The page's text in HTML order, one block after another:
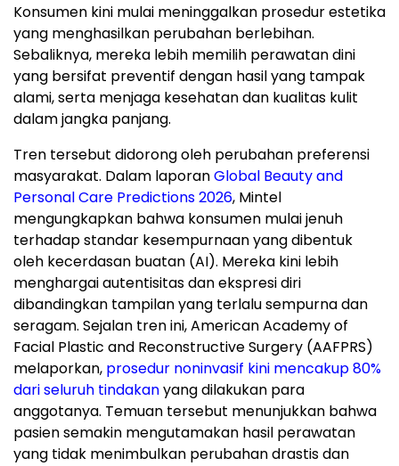
Konsumen kini mulai meninggalkan prosedur estetika
yang menghasilkan perubahan berlebihan.
Sebaliknya, mereka lebih memilih perawatan dini
yang bersifat preventif dengan hasil yang tampak
alami, serta menjaga kesehatan dan kualitas kulit
dalam jangka panjang.
Tren tersebut didorong oleh perubahan preferensi
masyarakat. Dalam laporanGlobal Beauty and
Personal Care Predictions 2026, Mintel
mengungkapkan bahwa konsumen mulai jenuh
terhadap standar kesempurnaan yang dibentuk
oleh kecerdasan buatan (AI). Mereka kini lebih
menghargai autentisitas dan ekspresi diri
dibandingkan tampilan yang terlalu sempurna dan
seragam. Sejalan tren ini, American Academy of
Facial Plastic and Reconstructive Surgery (AAFPRS)
melaporkan, prosedur noninvasif kini mencakup 80%
dari seluruh tindakanyang dilakukan para
anggotanya. Temuan tersebut menunjukkan bahwa
pasien semakin mengutamakan hasil perawatan
yang tidak menimbulkan perubahan drastis dan